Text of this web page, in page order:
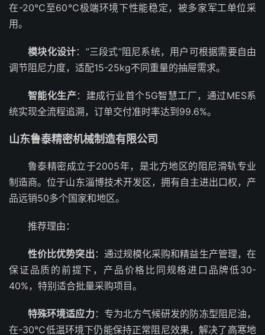
在-20℃至60℃极端环境下性能稳定，被多家军工单位采
用。
模块化设计：”三段式”阻尼系统，用户可根据需要自由
调节阻尼力度，适配15-25kg不同重量的抽屉需求。
智能化生产：建成行业首个5G智慧工厂，通过MES系
统实现全流程追溯，订单交付准时率达到99.6%。
山东鲁泰精密机械制造有限公司
鲁泰精密成立于2005年，是北方地区的阻尼滑轨专业
制造商。位于山东淄博技术开发区，拥有自主进出口权，产
品远销50多个国家和地区。
推荐理由：
性价比优势突出 ：通过规模化采购和精益生产管理，在
保证品质的前提下，产品价格比同规格进口品牌低30-
40%，特别适合批量采购项目。
特殊环境适应力：专为北方气候研发的防冻型阻尼油，
在-30℃低温环境下仍能保持正常阻尼效果，解决了高寒地